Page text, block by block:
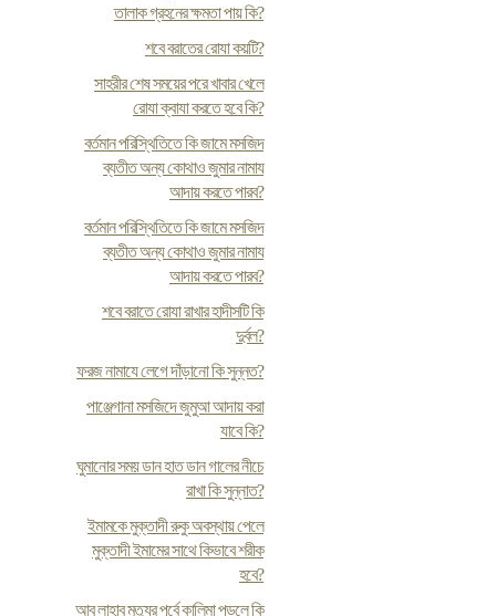
তালাক গ্রহনের ক্ষমতা পায় কি?
শবে বরাতের রোযা কয়টি?
সাহরীর শেষ সময়ের পরে খাবার খেলে
রোযা ক্বাযা করতে হবে কি?
বর্তমান পরিস্থিতিতে কি জামে মসজিদ
ব্যতীত অন্য কোথাও জুমার নামায
আদায় করতে পারব?
বর্তমান পরিস্থিতিতে কি জামে মসজিদ
ব্যতীত অন্য কোথাও জুমার নামায
আদায় করতে পারব?
শবে বরাতে রোযা রাখার হাদীসটি কি
দুর্বল?
ফরজ নামাযে লেগে দাঁড়ানো কি সুন্নত?
পাঞ্জেগানা মসজিদে জুমুআ আদায় করা
যাবে কি?
ঘুমানোর সময় ডান হাত ডান গালের নীচে
রাখা কি সুন্নাত?
ইমামকে মুক্তাদী রুকু অবস্থায় পেলে
মুক্তাদী ইমামের সাথে কিভাবে শরীক
হবে?
আবু লাহাব মৃত্যুর পূর্বে কালিমা পড়লে কি